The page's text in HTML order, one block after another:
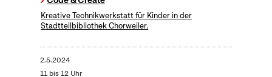
Kreative Technikwerkstatt für Kinder in der
Stadtteilbibliothek Chorweiler.
2.5.2024
11 bis 12 Uhr